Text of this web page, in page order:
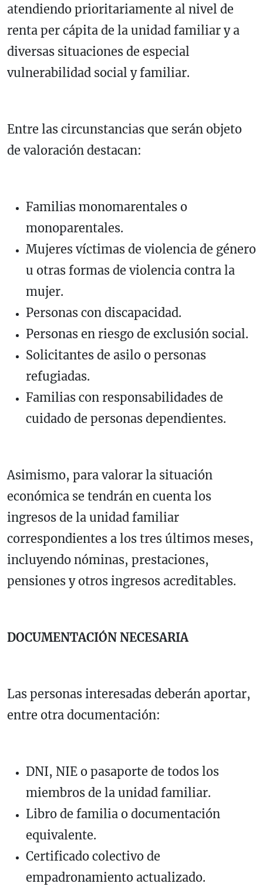
atendiendo prioritariamente al nivel de
renta per cápita de la unidad familiar y a
diversas situaciones de especial
vulnerabilidad social y familiar.
Entre las circunstancias que serán objeto
de valoración destacan:
Familias monomarentales o
monoparentales.
Mujeres víctimas de violencia de género
u otras formas de violencia contra la
mujer.
Personas con discapacidad.
Personas en riesgo de exclusión social.
Solicitantes de asilo o personas
refugiadas.
Familias con responsabilidades de
cuidado de personas dependientes.
Asimismo, para valorar la situación
económica se tendrán en cuenta los
ingresos de la unidad familiar
correspondientes a los tres últimos meses,
incluyendo nóminas, prestaciones,
pensiones y otros ingresos acreditables.
DOCUMENTACIÓN NECESARIA
Las personas interesadas deberán aportar,
entre otra documentación:
DNI, NIE o pasaporte de todos los
miembros de la unidad familiar.
Libro de familia o documentación
equivalente.
Certificado colectivo de
empadronamiento actualizado.